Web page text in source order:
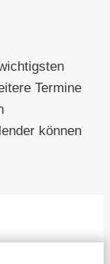
Termine
können